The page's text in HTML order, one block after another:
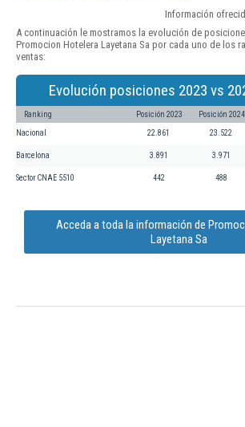
Información
A continuación le mostramos la evolución de
Promocion Hotelera Layetana Sa por cada uno de los
ventas:
Evolución posiciones 2023 vs
Ranking Posición 2023 Posición 2024
Nacional 22.861 23.522
Barcelona 3.891 3.971
Sector CNAE 5510 442 488
Acceda a toda la información de
Layetana Sa